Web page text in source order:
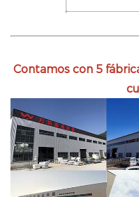
Contamos con 5